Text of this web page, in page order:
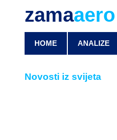
zamaaero
HOME ANALIZE
Novosti iz svijeta